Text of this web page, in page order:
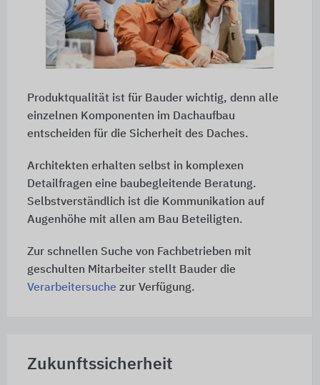
Produktqualität ist für Bauder wichtig, denn alle
einzelnen Komponenten im Dachaufbau
entscheiden für die Sicherheit des Daches.
Architekten erhalten selbst in komplexen
Detailfragen eine baubegleitende Beratung.
Selbstverständlich ist die Kommunikation auf
Augenhöhe mit allen am Bau Beteiligten.
Zur schnellen Suche von Fachbetrieben mit
geschulten Mitarbeiter stellt Bauder die
Verarbeitersuchezur Verfügung.
Zukunftssicherheit